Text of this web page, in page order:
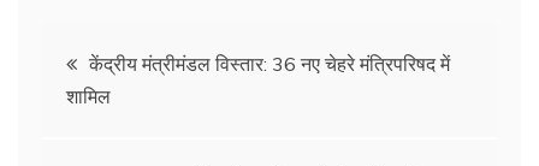
केंद्रीय मंत्रीमंडल विस्तार: 36 नए चेहरे मंत्रिपरिषद में
शामिल